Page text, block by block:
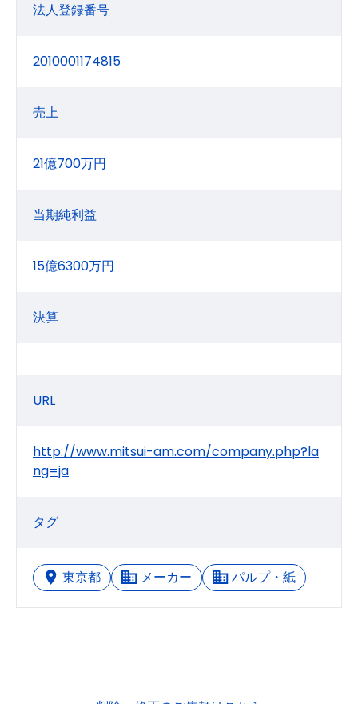
法人登録番号
2010001174815
売上
21億700万円
当期純利益
15億6300万円
決算
URL
http://www.mitsui-am.com/company.php?la
ng=ja
タグ
東京都 メーカー パルプ・紙